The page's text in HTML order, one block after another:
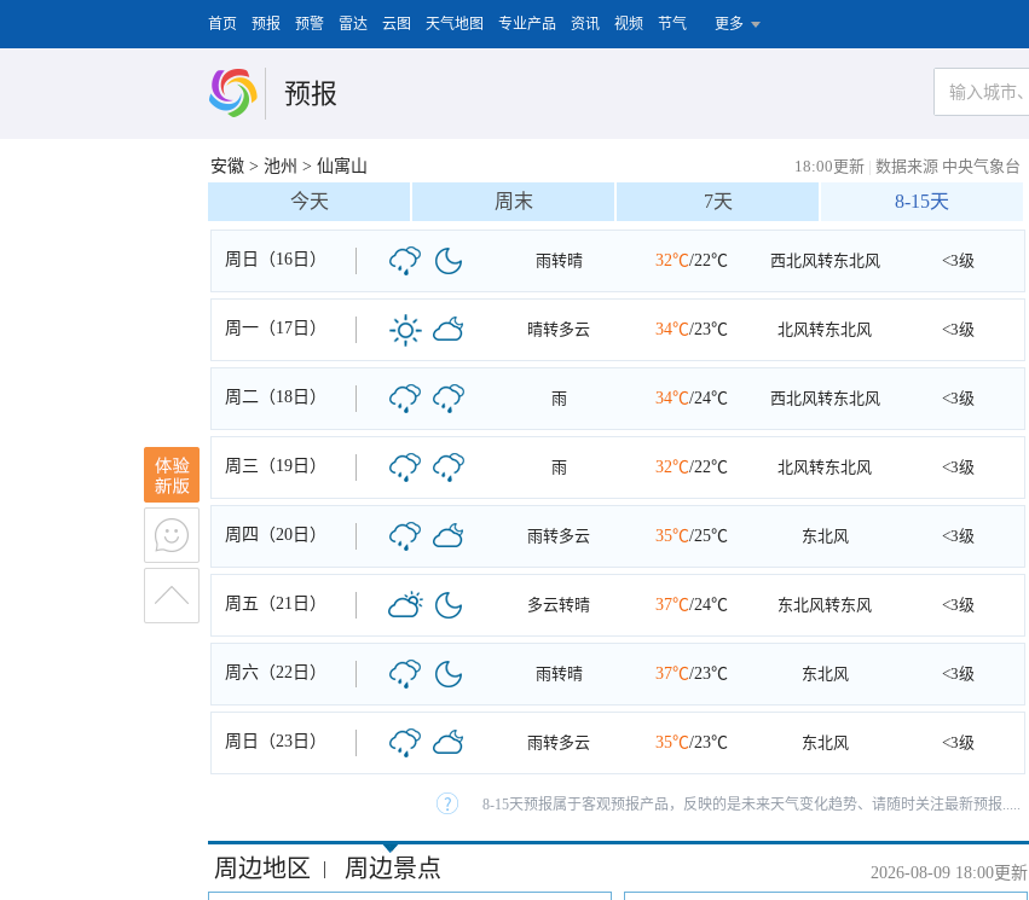
首页 预报 预警 雷达 云图 天气地图 专业产品 资讯 视频 节气 更多
预报
安徽 > 池州 > 仙寓山 18:00更新 | 数据来源 中央气象台
今天 周末 7天 8-15天
周日（16日） 雨转晴 32℃/22℃ 西北风转东北风 <3级
周一（17日） 晴转多云 34℃/23℃ 北风转东北风 <3级
周二（18日） 雨 34℃/24℃ 西北风转东北风 <3级
周三（19日） 雨 32℃/22℃ 北风转东北风 <3级
周四（20日） 雨转多云 35℃/25℃ 东北风 <3级
周五（21日） 多云转晴 37℃/24℃ 东北风转东风 <3级
周六（22日） 雨转晴 37℃/23℃ 东北风 <3级
周日（23日） 雨转多云 35℃/23℃ 东北风 <3级
8-15天预报属于客观预报产品，反映的是未来天气变化趋势、请随时关注最新预报.....
周边地区 | 周边景点 2026-08-09 18:00更新